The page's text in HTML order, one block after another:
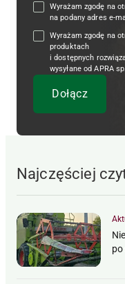
Wyrażam zgodę na
na podany adres e-
Wyrażam zgodę na
produktach
i dostępnych
wysyłane od APRA
Najczęściej